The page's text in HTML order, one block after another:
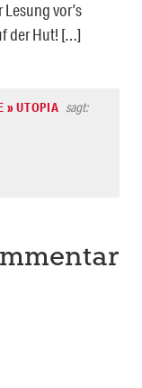
vor’s
der Hut! […]
» UTOPIA sagt: